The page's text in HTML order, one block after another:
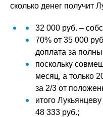
сколько денег получит
32 000 руб. –
70% от 35 000
доплата за
поскольку
месяц, а только
за 2/3 от
итого
48 333 руб.;